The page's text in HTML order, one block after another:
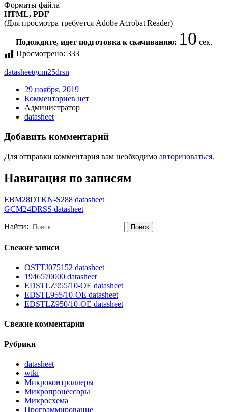
Форматы файла
HTML, PDF
(Для просмотра требуется Adobe Acrobat Reader)
Подождите, идет подготовка к скачиванию: 10 сек.
Просмотрено: 333
datasheetgcm25drsn
29 ноября, 2019
Комментариев нет
Администратор
datasheet
Добавить комментарий
Для отправки комментария вам необходимо авторизоваться.
Навигация по записям
EBM28DTKN-S288 datasheet
GCM24DRSS datasheet
Найти:
Свежие записи
OSTTJ075152 datasheet
1946570000 datasheet
EDSTLZ955/10-OE datasheet
EDSTL955/10-OE datasheet
EDSTLZ950/10-OE datasheet
Свежие комментарии
Рубрики
datasheet
wiki
Микроконтроллеры
Микропроцессоры
Микросхема
Программирование